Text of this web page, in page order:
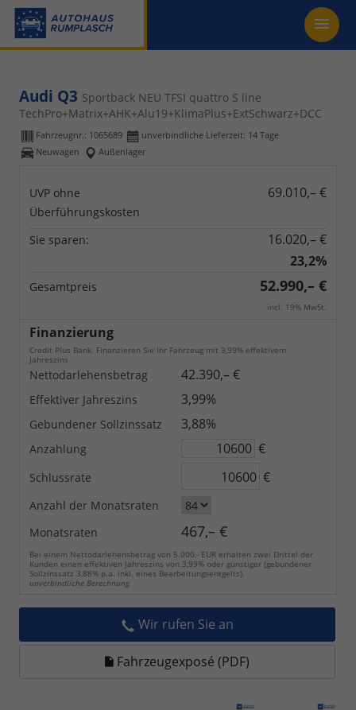
Audi Q3 Sportback NEU TFSI quattro S line
TechPro+Matrix+AHK+Alu19+KlimaPlus+ExtSchwarz+DCC
Fahrzeugnr.: 1065689 unverbindliche Lieferzeit: 14 Tage
Neuwagen
Außenlager
UVP ohne
Überführungskosten
69.010,– €
Sie sparen:
16.020,– €
23,2%
Gesamtpreis 52.990,– €
incl. 19% MwSt.
Finanzierung
Credit Plus Bank. Finanzieren Sie Ihr Fahrzeug mit 3,99% effektivem
Jahreszins
Nettodarlehensbetrag 42.390,– €
Effektiver Jahreszins 3,99%
Gebundener Sollzinssatz 3,88%
Anzahlung €
Schlussrate €
Anzahl der Monatsraten
Monatsraten
467,– €
Bei einem Nettodarlehensbetrag von 5.000,- EUR erhalten zwei Drittel der
Kunden einen effektiven Jahreszins von 3,99% oder günstiger (gebundener
Sollzinssatz 3,88% p.a. inkl. eines Bearbeitungsentgelts).
unverbindliche Berechnung
Wir rufen Sie an
Fahrzeugexposé (PDF)